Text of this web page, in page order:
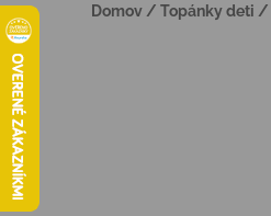
Domov / Topánky deti /